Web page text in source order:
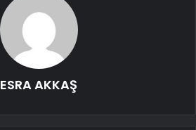
ESRA AKKAŞ